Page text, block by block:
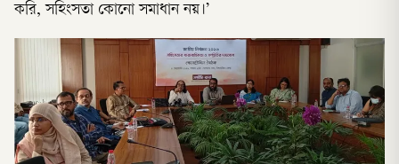
করি, সহিংসতা কোনো সমাধান নয়।’